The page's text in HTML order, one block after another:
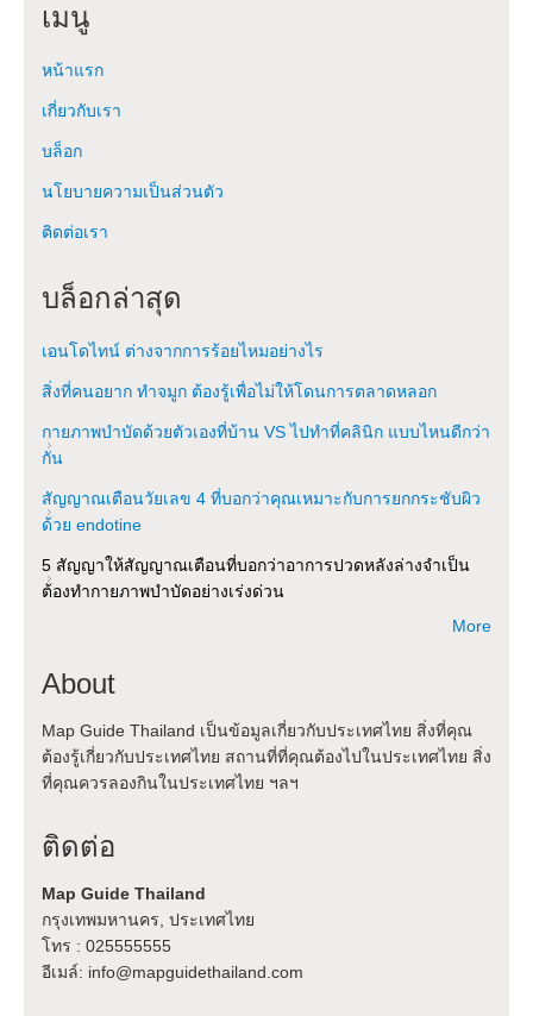
เมนู
หน้าแรก
เกี่ยวกับเรา
บล็อก
นโยบายความเป็นส่วนตัว
ติดต่อเรา
บล็อกล่าสุด
เอนโดไทน์ ต่างจากการร้อยไหมอย่างไร
สิ่งที่คนอยาก ทำจมูก ต้องรู้เพื่อไม่ให้โดนการตลาดหลอก
กายภาพบำบัดด้วยตัวเองที่บ้าน VS ไปทำที่คลินิก แบบไหนดีกว่า
กัน
สัญญาณเตือนวัยเลข 4 ที่บอกว่าคุณเหมาะกับการยกกระชับผิว
ด้วย endotine
5 สัญญาให้สัญญาณเตือนที่บอกว่าอาการปวดหลังล่างจำเป็น
ต้องทำกายภาพบำบัดอย่างเร่งด่วน
More
About
Map Guide Thailand เป็นข้อมูลเกี่ยวกับประเทศไทย สิ่งที่คุณ
ต้องรู้เกี่ยวกับประเทศไทย สถานที่ที่คุณต้องไปในประเทศไทย สิ่ง
ที่คุณควรลองกินในประเทศไทย ฯลฯ
ติดต่อ
Map Guide Thailand
กรุงเทพมหานคร, ประเทศไทย
โทร : 025555555
อีเมล์: info@mapguidethailand.com